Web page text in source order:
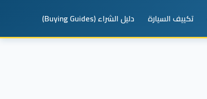
تكييف السيارة دليل الشراء (Buying Guides)